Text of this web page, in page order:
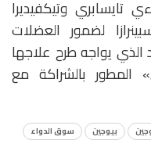
تايسابري وتيكفيديرا
لضمور العضلات
يواجه طرح علاجها
المطور بالشراكة مع
بيوجين
سوق الدواء